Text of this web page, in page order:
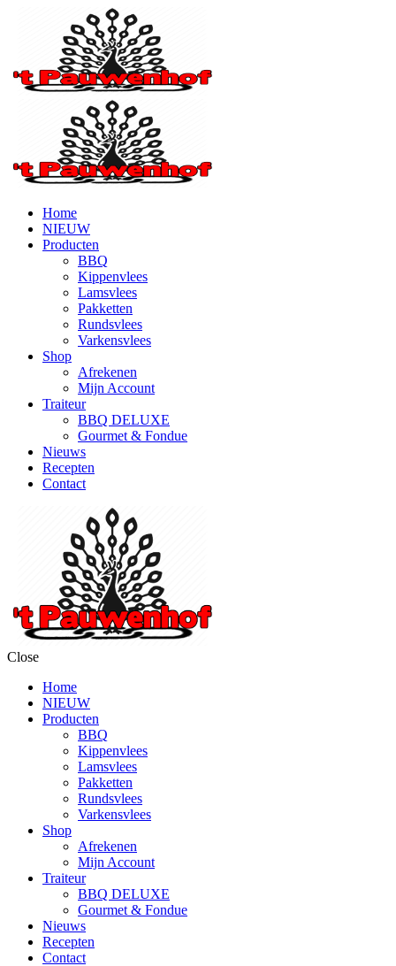
Home
NIEUW
Producten
BBQ
Kippenvlees
Lamsvlees
Pakketten
Rundsvlees
Varkensvlees
Shop
Afrekenen
Mijn Account
Traiteur
BBQ DELUXE
Gourmet & Fondue
Nieuws
Recepten
Contact
Close
Home
NIEUW
Producten
BBQ
Kippenvlees
Lamsvlees
Pakketten
Rundsvlees
Varkensvlees
Shop
Afrekenen
Mijn Account
Traiteur
BBQ DELUXE
Gourmet & Fondue
Nieuws
Recepten
Contact